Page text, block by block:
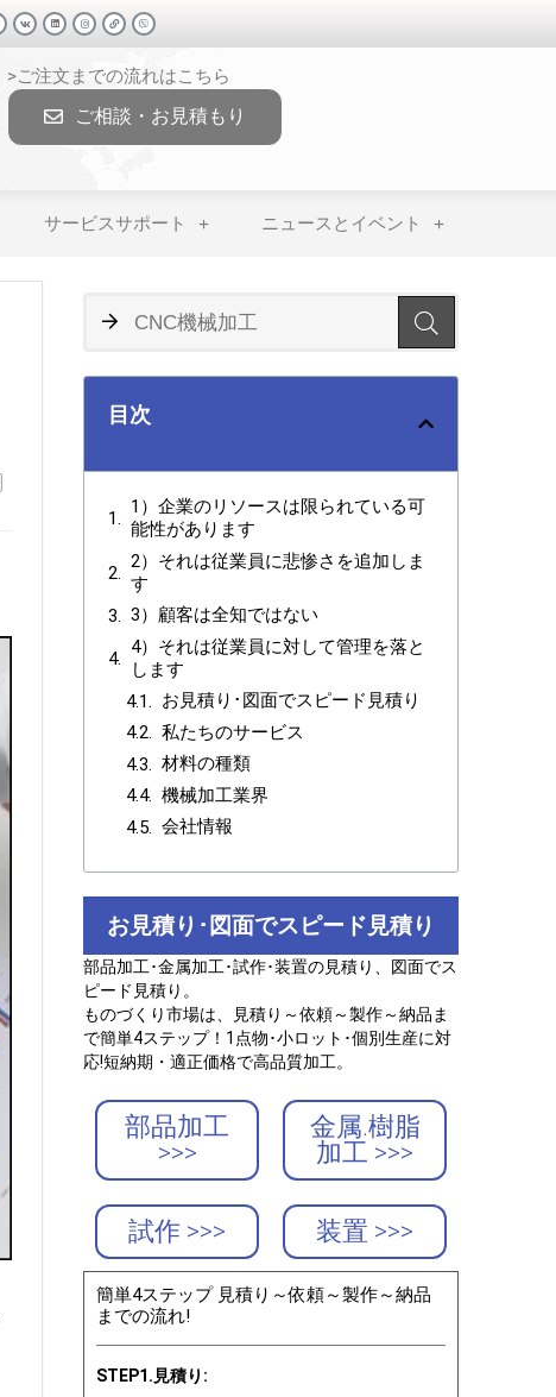
>ご注文までの流れはこちら
ご相談・お見積もり
サービスサポート ニュースとイベント
目次
1）企業のリソースは限られている可
能性があります
2）それは従業員に悲惨さを追加しま
す
3）顧客は全知ではない
4）それは従業員に対して管理を落と
します
お見積り･図面でスピード見積り
私たちのサービス
材料の種類
機械加工業界
会社情報
お見積り･図面でスピード見積り
部品加工･金属加工･試作･装置の見積り、図面でス
ピード見積り。
ものづくり市場は、見積り～依頼～製作～納品ま
で簡単4ステップ！1点物･小ロット･個別生産に対
応!短納期・適正価格で高品質加工。
部品加工
>>>
金属.樹脂
加工 >>>
試作 >>> 装置 >>>
簡単4ステップ 見積り～依頼～製作～納品
までの流れ!
STEP1.見積り: